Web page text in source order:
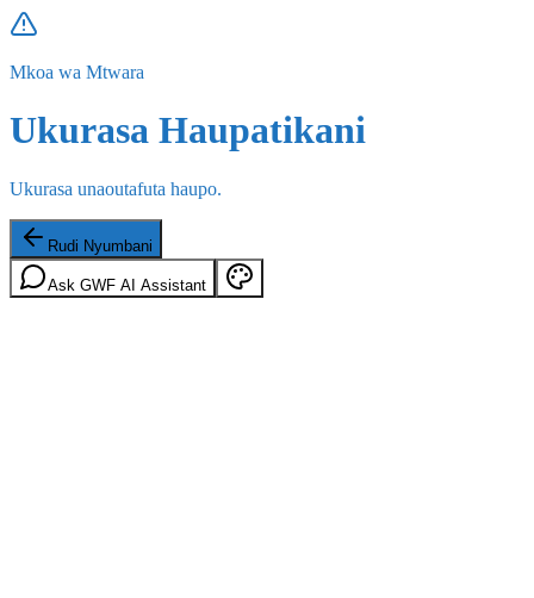
Mkoa wa Mtwara
Ukurasa Haupatikani
Ukurasa unaoutafuta haupo.
Rudi Nyumbani
Ask GWF AI Assistant